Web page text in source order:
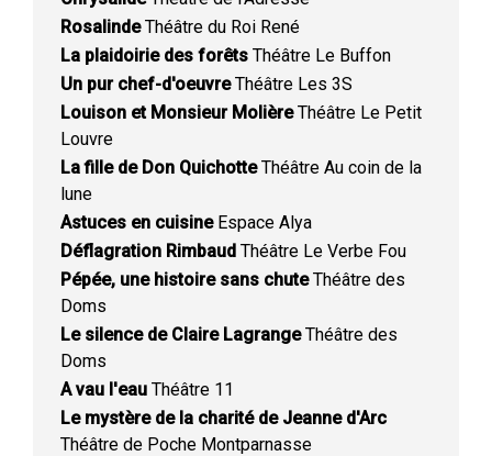
RosalindeThéâtre du Roi René
La plaidoirie des forêts Théâtre Le Buffon
Un pur chef-d'oeuvreThéâtre Les 3S
Louison et Monsieur MolièreThéâtre Le Petit
Louvre
La fille de Don QuichotteThéâtre Au coin de la
lune
Astuces en cuisineEspace Alya
Déflagration Rimbaud Théâtre Le Verbe Fou
Pépée, une histoire sans chuteThéâtre des
Doms
Le silence de Claire LagrangeThéâtre des
Doms
A vau l'eau Théâtre 11
Le mystère de la charité de Jeanne d'Arc
Théâtre de Poche Montparnasse